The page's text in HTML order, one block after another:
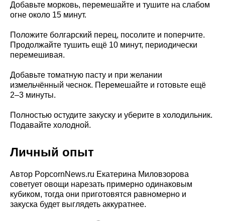
Добавьте морковь, перемешайте и тушите на слабом
огне около 15 минут.
Положите болгарский перец, посолите и поперчите.
Продолжайте тушить ещё 10 минут, периодически
перемешивая.
Добавьте томатную пасту и при желании
измельчённый чеснок. Перемешайте и готовьте ещё
2–3 минуты.
Полностью остудите закуску и уберите в холодильник.
Подавайте холодной.
Личный опыт
Автор PopcornNews.ru Екатерина Миловзорова
советует овощи нарезать примерно одинаковым
кубиком, тогда они приготовятся равномерно и
закуска будет выглядеть аккуратнее.